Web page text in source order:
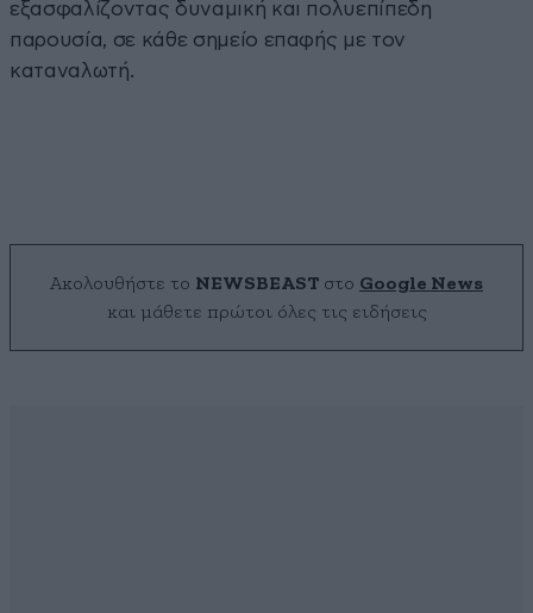
εξασφαλίζοντας δυναμική και πολυεπίπεδη
παρουσία, σε κάθε σημείο επαφής με τον
καταναλωτή.
Ακολουθήστε το NEWSBEAST στο Google News
και μάθετε πρώτοι όλες τις ειδήσεις